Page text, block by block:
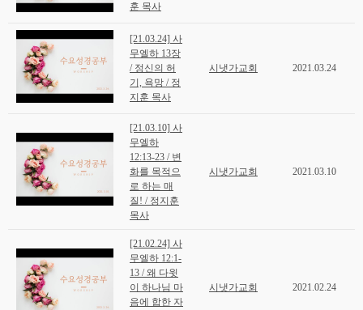
훈 목사
[21.03.24] 사
무엘하 13장
/ 정신의 허
기, 욕망 / 정
지훈 목사
시냇가교회 2021.03.24
[21.03.10] 사
무엘하
12:13-23 / 변
화를 목적으
로 하는 매
질! / 정지훈
목사
시냇가교회 2021.03.10
[21.02.24] 사
무엘하 12:1-
13 / 왜 다윗
이 하나님 마
음에 합한 자
시냇가교회 2021.02.24